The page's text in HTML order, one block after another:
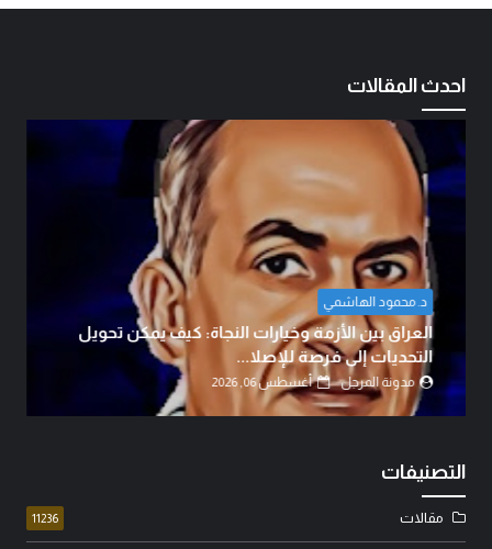
احدث المقالات
د. محمود الهاشمي
العراق بين الأزمة وخيارات النجاة: كيف يمكن تحويل
التحديات إلى فرصة للإصلا...
مدونة المرجل أغسطس 06, 2026
التصنيفات
مقالات 11236